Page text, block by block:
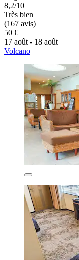
8,2/10
Très bien
(167 avis)
50 €
17 août - 18 août
Volcano